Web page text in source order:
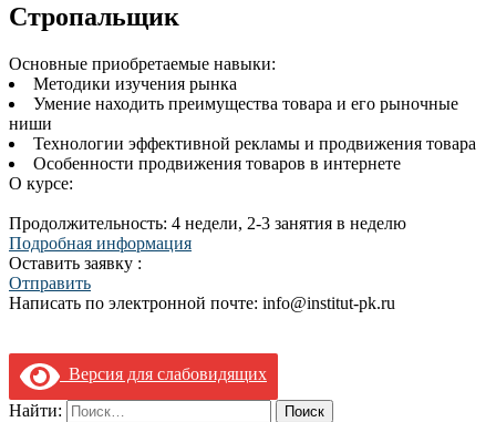
Стропальщик
Основные приобретаемые навыки:
Методики изучения рынка
Умение находить преимущества товара и его рыночные
ниши
Технологии эффективной рекламы и продвижения товара
Особенности продвижения товаров в интернете
О курсе:
Продолжительность: 4 недели, 2-3 занятия в неделю
Подробная информация
Оставить заявку :
Отправить
Написать по электронной почте: info@institut-pk.ru
Версия для слабовидящих
Найти: